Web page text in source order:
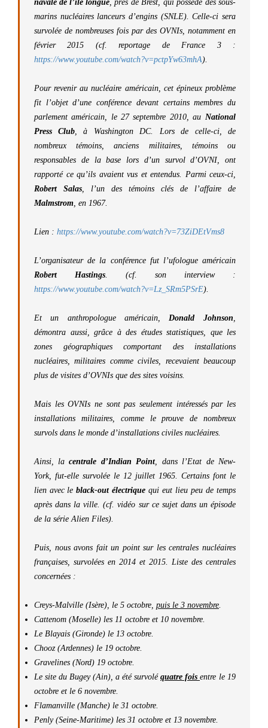
navale de l’ile longue, près de Brest, qui possède des sous-
marins nucléaires lanceurs d’engins (SNLE). Celle-ci sera
survolée de nombreuses fois par des OVNIs, notamment en
février 2015 (cf. reportage de France 3 :
https://www.youtube.com/watch?v=pctpYw63mhA).
Pour revenir au nucléaire américain, cet épineux problème
fit l’objet d’une conférence devant certains membres du
parlement américain, le 27 septembre 2010, au National
Press Club, à Washington DC. Lors de celle-ci, de
nombreux témoins, anciens militaires, témoins ou
responsables de la base lors d’un survol d’OVNI, ont
rapporté ce qu’ils avaient vus et entendus. Parmi ceux-ci,
Robert Salas, l’un des témoins clés de l’affaire de
Malmstrom, en 1967.
Lien : https://www.youtube.com/watch?v=73ZiDEtVms8
L’organisateur de la conférence fut l’ufologue américain
Robert Hastings. (cf. son interview :
https://www.youtube.com/watch?v=Lz_SRm5PSrE).
Et un anthropologue américain, Donald Johnson,
démontra aussi, grâce à des études statistiques, que les
zones géographiques comportant des installations
nucléaires, militaires comme civiles, recevaient beaucoup
plus de visites d’OVNIs que des sites voisins.
Mais les OVNIs ne sont pas seulement intéressés par les
installations militaires, comme le prouve de nombreux
survols dans le monde d’installations civiles nucléaires.
Ainsi, la centrale d’Indian Point, dans l’Etat de New-
York, fut-elle survolée le 12 juillet 1965. Certains font le
lien avec le black-out électrique qui eut lieu peu de temps
après dans la ville. (cf. vidéo sur ce sujet dans un épisode
de la série Alien Files).
Puis, nous avons fait un point sur les centrales nucléaires
françaises, survolées en 2014 et 2015. Liste des centrales
concernées :
Creys-Malville (Isère), le 5 octobre, puis le 3 novembre.
Cattenom (Moselle) les 11 octobre et 10 novembre.
Le Blayais (Gironde) le 13 octobre.
Chooz (Ardennes) le 19 octobre.
Gravelines (Nord) 19 octobre.
Le site du Bugey (Ain), a été survolé quatre fois entre le 19
octobre et le 6 novembre.
Flamanville (Manche) le 31 octobre.
Penly (Seine-Maritime) les 31 octobre et 13 novembre.